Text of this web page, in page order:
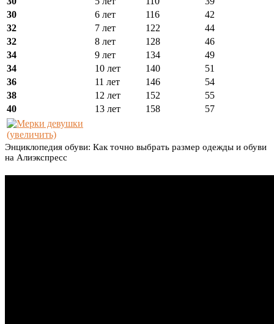
30
6 лет 116
42
32
7 лет 122
44
32
8 лет 128
46
34
9 лет 134
49
34
10 лет 140
51
36
11 лет 146
54
38
12 лет 152
55
40
13 лет 158 57
(увеличить)
Энциклопедия обуви: Как точно выбрать размер одежды и обуви
на Алиэкспресс